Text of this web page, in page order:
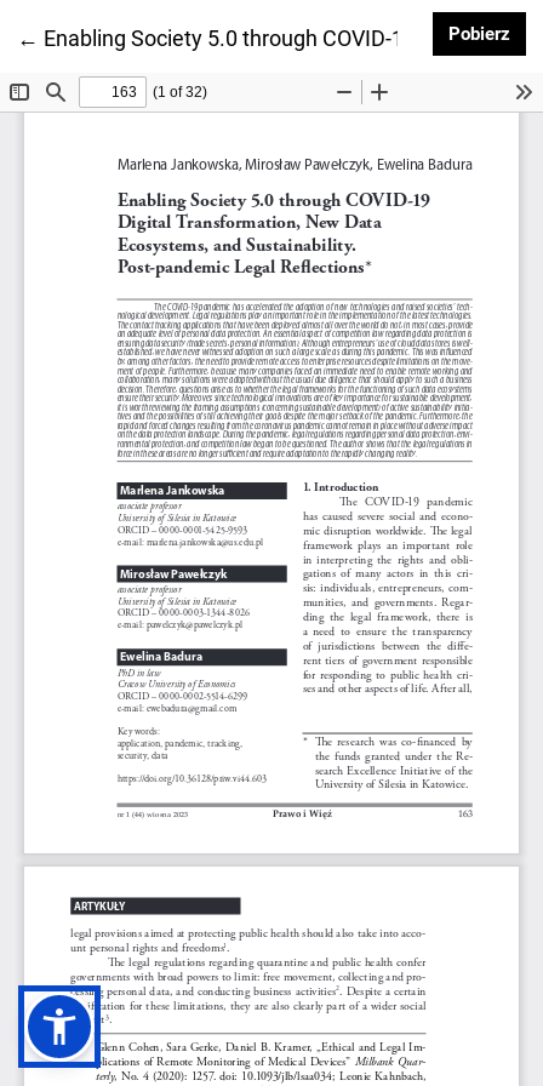
← Wróć do szczegółów artykułu
Enabling Society 5.0 through COVID-19 Digital
Pobierz